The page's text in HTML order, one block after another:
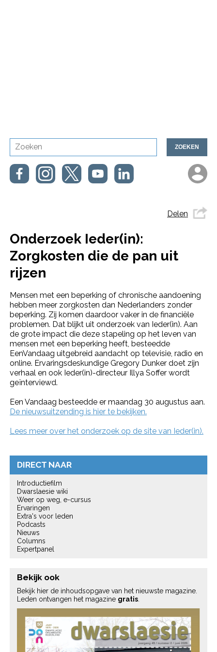
ZOEKEN
Delen
Onderzoek Ieder(in):
Zorgkosten die de pan uit
rijzen
Mensen met een beperking of chronische aandoening
hebben meer zorgkosten dan Nederlanders zonder
beperking. Zij komen daardoor vaker in de financiële
problemen. Dat blijkt uit onderzoek van Ieder(in). Aan
de grote impact die deze stapeling op het leven van
mensen met een beperking heeft, besteedde
EenVandaag uitgebreid aandacht op televisie, radio en
online. Ervaringsdeskundige Gregory Dunker doet zijn
verhaal en ook Ieder(in)-directeur Illya Soffer wordt
geïnterviewd.
Een Vandaag besteedde er maandag 30 augustus aan.
De nieuwsuitzending is hier te bekijken.
Lees meer over het onderzoek op de site van Ieder(in).
DIRECT NAAR
Introductiefilm
Dwarslaesie wiki
Weer op weg, e-cursus
Ervaringen
Extra's voor leden
Podcasts
Nieuws
Columns
Expertpanel
Bekijk ook
Bekijk hier de inhoudsopgave van het nieuwste magazine.
Leden ontvangen het magazine gratis